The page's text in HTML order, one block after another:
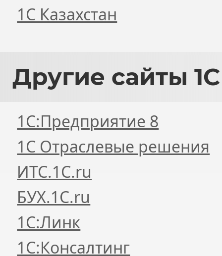
1С Казахстан
Другие сайты 1С
1С:Предприятие 8
1С Отраслевые решения
ИТС.1C.ru
БУХ.1С.ru
1С:Линк
1С:Консалтинг